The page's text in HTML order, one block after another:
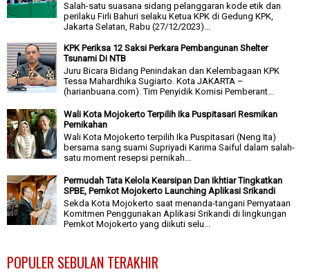
Salah-satu suasana sidang pelanggaran kode etik dan
perilaku Firli Bahuri selaku Ketua KPK di Gedung KPK,
Jakarta Selatan, Rabu (27/12/2023)...
KPK Periksa 12 Saksi Perkara Pembangunan Shelter
Tsunami Di NTB
Juru Bicara Bidang Penindakan dan Kelembagaan KPK
Tessa Mahardhika Sugiarto. Kota JAKARTA –
(harianbuana.com). Tim Penyidik Komisi Pemberant...
Wali Kota Mojokerto Terpilih Ika Puspitasari Resmikan
Pernikahan
Wali Kota Mojokerto terpilih Ika Puspitasari (Neng Ita)
bersama sang suami Supriyadi Karima Saiful dalam salah-
satu moment resepsi pernikah...
Permudah Tata Kelola Kearsipan Dan Ikhtiar Tingkatkan
SPBE, Pemkot Mojokerto Launching Aplikasi Srikandi
Sekda Kota Mojokerto saat menanda-tangani Pernyataan
Komitmen Penggunakan Aplikasi Srikandi di lingkungan
Pemkot Mojokerto yang diikuti selu...
POPULER SEBULAN TERAKHIR